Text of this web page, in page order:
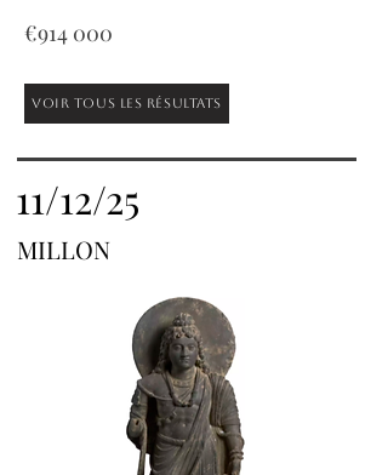
€914 000
Voir tous les résultats
11/12/25
MILLON